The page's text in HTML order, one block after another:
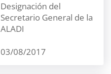
Designación del
Secretario General de la
ALADI
03/08/2017